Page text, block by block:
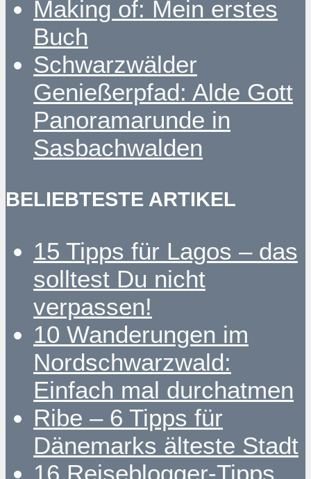
Making of: Mein erstes
Buch
Schwarzwälder
Genießerpfad: Alde Gott
Panoramarunde in
Sasbachwalden
BELIEBTESTE ARTIKEL
15 Tipps für Lagos – das
solltest Du nicht
verpassen!
10 Wanderungen im
Nordschwarzwald:
Einfach mal durchatmen
Ribe – 6 Tipps für
Dänemarks älteste Stadt
16 Reiseblogger-Tipps